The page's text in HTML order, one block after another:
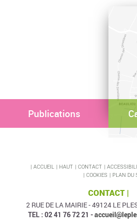
Publications
ACCUEIL HAUT CONTACT
COOKIES
PLAN DU
CONTACT |
2 RUE DE LA MAIRIE - 49124 LE
TEL : 02 41 76 72 21 -